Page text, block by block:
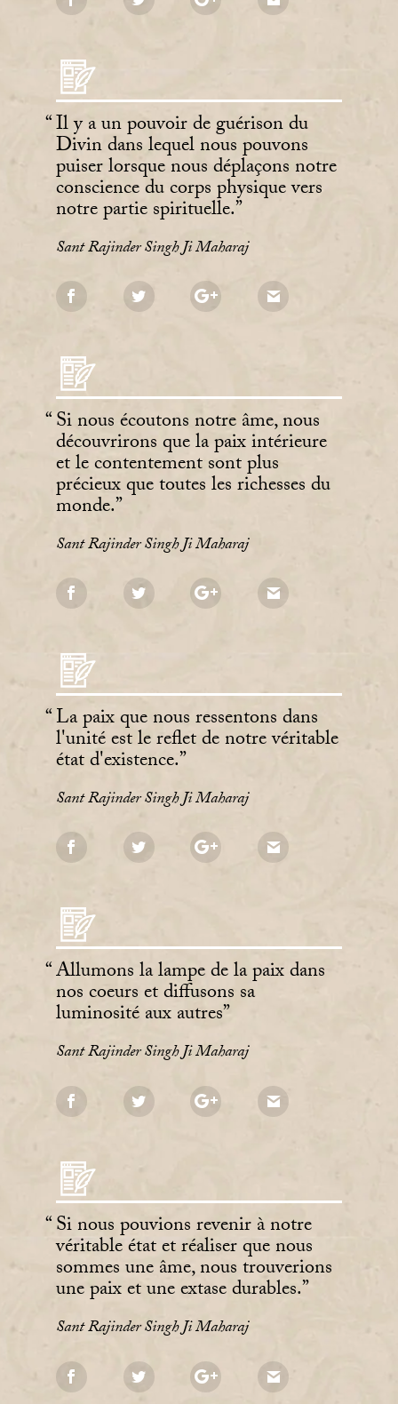
Il y a un pouvoir de guérison du
Divin dans lequel nous pouvons
puiser lorsque nous déplaçons notre
conscience du corps physique vers
notre partie spirituelle.
Sant Rajinder Singh Ji Maharaj
Si nous écoutons notre âme, nous
découvrirons que la paix intérieure
et le contentement sont plus
précieux que toutes les richesses du
monde.
Sant Rajinder Singh Ji Maharaj
La paix que nous ressentons dans
l'unité est le reflet de notre véritable
état d'existence.
Sant Rajinder Singh Ji Maharaj
Allumons la lampe de la paix dans
nos coeurs et diffusons sa
luminosité aux autres
Sant Rajinder Singh Ji Maharaj
Si nous pouvions revenir à notre
véritable état et réaliser que nous
sommes une âme, nous trouverions
une paix et une extase durables.
Sant Rajinder Singh Ji Maharaj